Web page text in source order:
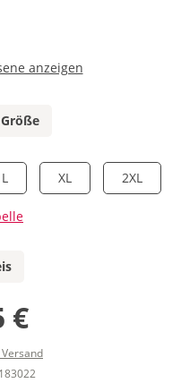
anzeigen
L XL 2XL
€